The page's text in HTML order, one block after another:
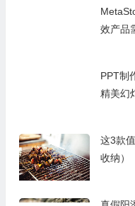
效产品
PPT制
精美幻
这3款
收纳）